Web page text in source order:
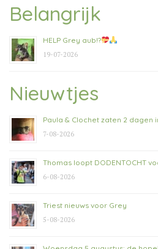
Belangrijk
HELP Grey aub!?
19-07-2026
Nieuwtjes
Paula & Clochet zaten 2 dagen
7-08-2026
Thomas loopt DODENTOCHT
6-08-2026
Triest nieuws voor Grey
5-08-2026